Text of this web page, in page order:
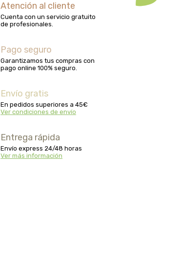
Atención al cliente
Cuenta con un servicio gratuito
de profesionales.
Pago seguro
Garantizamos tus compras con
pago online 100% seguro.
Envío gratis
En pedidos superiores a 45€
Ver condiciones de envío
Entrega rápida
Envío express 24/48 horas
Ver más información